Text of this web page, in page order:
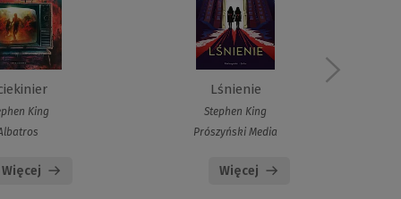
King
Więcej
Lśnienie
Stephen King
Prószyński Media
Więcej